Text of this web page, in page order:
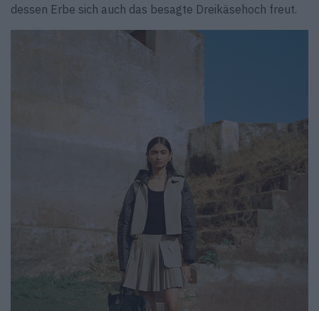
dessen Erbe sich auch das besagte Dreikäsehoch freut.